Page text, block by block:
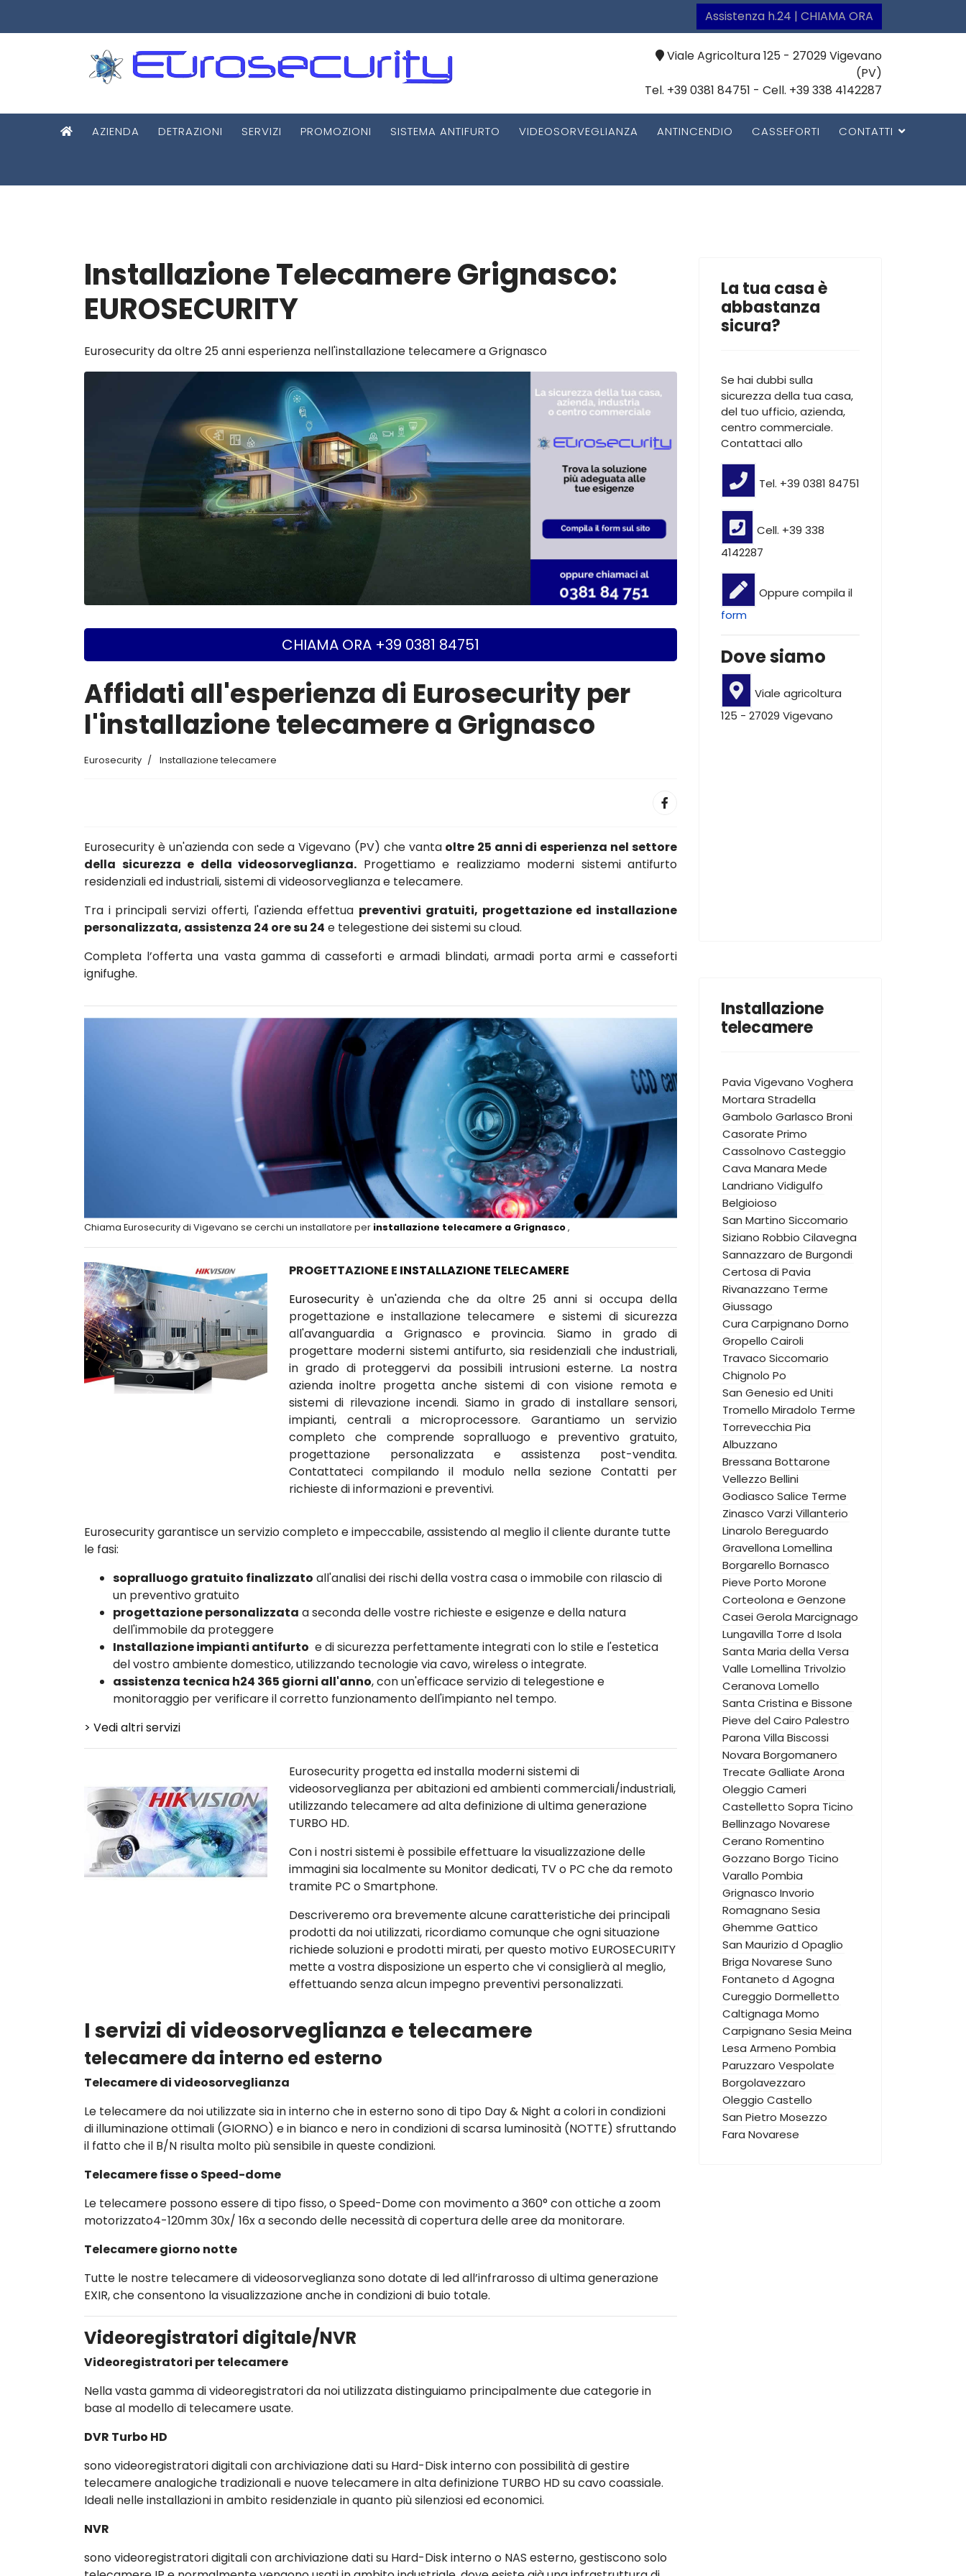
Assistenza h.24 | CHIAMA ORA
Viale Agricoltura 125 - 27029 Vigevano
(PV)
Tel. +39 0381 84751 - Cell. +39 338 4142287
AZIENDA DETRAZIONI SERVIZI PROMOZIONI SISTEMA ANTIFURTO VIDEOSORVEGLIANZA ANTINCENDIO CASSEFORTI CONTATTI
Installazione Telecamere Grignasco:
EUROSECURITY
Eurosecurity da oltre 25 anni esperienza nell'installazione telecamere a Grignasco
CHIAMA ORA +39 0381 84751
Affidati all'esperienza di Eurosecurity per
l'installazione telecamere a Grignasco
Eurosecurity Installazione telecamere
Eurosecurity è un'azienda con sede a Vigevano (PV) che vantaoltre 25 anni di esperienza nel settore
della sicurezza e della videosorveglianza. Progettiamo e realizziamo moderni sistemi antifurto
residenziali ed industriali, sistemi di videosorveglianza e telecamere.
Tra i principali servizi offerti, l'azienda effettua preventivi gratuiti, progettazione ed installazione
personalizzata, assistenza 24 ore su 24 e telegestione dei sistemi su cloud.
Completa l’offerta una vasta gamma di casseforti e armadi blindati, armadi porta armi e casseforti
ignifughe.
Chiama Eurosecurity di Vigevano se cerchi un installatore per installazione telecamere a Grignasco,
PROGETTAZIONE E INSTALLAZIONE TELECAMERE
Eurosecurity è un'azienda che da oltre 25 anni si occupa della
progettazione e installazione telecamere e sistemi di sicurezza
all'avanguardia a Grignasco e provincia. Siamo in grado di
progettare moderni sistemi antifurto, sia residenziali che industriali,
in grado di proteggervi da possibili intrusioni esterne. La nostra
azienda inoltre progetta anche sistemi di con visione remota e
sistemi di rilevazione incendi. Siamo in grado di installare sensori,
impianti, centrali a microprocessore. Garantiamo un servizio
completo che comprende sopralluogo e preventivo gratuito,
progettazione personalizzata e assistenza post-vendita.
Contattateci compilando il modulo nella sezione Contatti per
richieste di informazioni e preventivi.
Eurosecurity garantisce un servizio completo e impeccabile, assistendo al meglio il cliente durante tutte
le fasi:
sopralluogo gratuito finalizzato all'analisi dei rischi della vostra casa o immobile con rilascio di
un preventivo gratuito
progettazione personalizzata a seconda delle vostre richieste e esigenze e della natura
dell'immobile da proteggere
Installazione impianti antifurto e di sicurezza perfettamente integrati con lo stile e l'estetica
del vostro ambiente domestico, utilizzando tecnologie via cavo, wireless o integrate.
assistenza tecnica h24 365 giorni all'anno, con un'efficace servizio di telegestione e
monitoraggio per verificare il corretto funzionamento dell'impianto nel tempo.
> Vedi altri servizi
Eurosecurity progetta ed installa moderni sistemi di
videosorveglianza per abitazioni ed ambienti commerciali/industriali,
utilizzando telecamere ad alta definizione di ultima generazione
TURBO HD.
Con i nostri sistemi è possibile effettuare la visualizzazione delle
immagini sia localmente su Monitor dedicati, TV o PC che da remoto
tramite PC o Smartphone.
Descriveremo ora brevemente alcune caratteristiche dei principali
prodotti da noi utilizzati, ricordiamo comunque che ogni situazione
richiede soluzioni e prodotti mirati, per questo motivo EUROSECURITY
mette a vostra disposizione un esperto che vi consiglierà al meglio,
effettuando senza alcun impegno preventivi personalizzati.
I servizi di videosorveglianza e telecamere
telecamere da interno ed esterno
Telecamere di videosorveglianza
Le telecamere da noi utilizzate sia in interno che in esterno sono di tipo Day & Night a colori in condizioni
di illuminazione ottimali (GIORNO) e in bianco e nero in condizioni di scarsa luminosità (NOTTE) sfruttando
il fatto che il B/N risulta molto più sensibile in queste condizioni.
Telecamere fisse o Speed-dome
Le telecamere possono essere di tipo fisso, o Speed-Dome con movimento a 360° con ottiche a zoom
motorizzato4-120mm 30x/ 16x a secondo delle necessità di copertura delle aree da monitorare.
Telecamere giorno notte
Tutte le nostre telecamere di videosorveglianza sono dotate di led all’infrarosso di ultima generazione
EXIR, che consentono la visualizzazione anche in condizioni di buio totale.
Videoregistratori digitale/NVR
Videoregistratori per telecamere
Nella vasta gamma di videoregistratori da noi utilizzata distinguiamo principalmente due categorie in
base al modello di telecamere usate.
DVR Turbo HD
sono videoregistratori digitali con archiviazione dati su Hard-Disk interno con possibilità di gestire
telecamere analogiche tradizionali e nuove telecamere in alta definizione TURBO HD su cavo coassiale.
Ideali nelle installazioni in ambito residenziale in quanto più silenziosi ed economici.
NVR
sono videoregistratori digitali con archiviazione dati su Hard-Disk interno o NAS esterno, gestiscono solo
La tua casa è
abbastanza
sicura?
Se hai dubbi sulla
sicurezza della tua casa,
del tuo ufficio, azienda,
centro commerciale.
Contattaci allo
Tel. +39 0381 84751
Cell. +39 338
4142287
Oppure compila il
form
Dove siamo
Viale agricoltura
125 - 27029 Vigevano
Installazione
telecamere
Pavia Vigevano Voghera
Mortara Stradella
Gambolo Garlasco Broni
Casorate Primo
Cassolnovo Casteggio
Cava Manara Mede
Landriano Vidigulfo
Belgioioso
San Martino Siccomario
Siziano Robbio Cilavegna
Sannazzaro de Burgondi
Certosa di Pavia
Rivanazzano Terme
Giussago
Cura Carpignano Dorno
Gropello Cairoli
Travaco Siccomario
Chignolo Po
San Genesio ed Uniti
Tromello Miradolo Terme
Torrevecchia Pia
Albuzzano
Bressana Bottarone
Vellezzo Bellini
Godiasco Salice Terme
Zinasco VarziVillanterio
Linarolo Bereguardo
Gravellona Lomellina
Borgarello Bornasco
Pieve Porto Morone
Corteolona e Genzone
Casei Gerola Marcignago
Lungavilla Torre d Isola
Santa Maria della Versa
Valle Lomellina Trivolzio
Ceranova Lomello
Santa Cristina e Bissone
Pieve del Cairo Palestro
Parona Villa Biscossi
Novara Borgomanero
Trecate Galliate Arona
Oleggio Cameri
Castelletto Sopra Ticino
Bellinzago Novarese
Cerano Romentino
Gozzano Borgo Ticino
Varallo Pombia
Grignasco Invorio
Romagnano Sesia
Ghemme Gattico
San Maurizio d Opaglio
Briga Novarese Suno
Fontaneto d Agogna
Cureggio Dormelletto
Caltignaga Momo
Carpignano Sesia Meina
Lesa Armeno Pombia
Paruzzaro Vespolate
Borgolavezzaro
Oleggio Castello
San Pietro Mosezzo
Fara Novarese